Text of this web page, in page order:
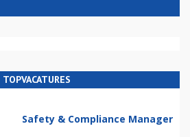
TOPVACATURES
Safety & Compliance Manager